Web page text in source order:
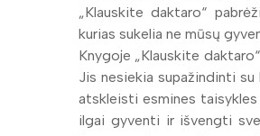
„Klauskite daktaro“
kurias sukelia ne mūsų
Knygoje „Klauskite
Jis nesiekia supažindinti
atskleisti esmines
ilgai gyventi ir išvengti